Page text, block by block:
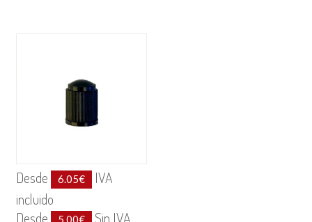
Desde 6.05€
IVA
incluido
Desde
5.00€ Sin IVA